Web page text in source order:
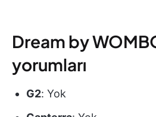
Dream by
yorumları
G2: Yok